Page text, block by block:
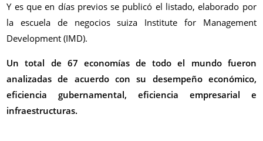
Y es que en días previos se publicó el listado, elaborado por
la escuela de negocios suiza Institute for Management
Development (IMD).
Un total de 67 economías de todo el mundo fueron
analizadas de acuerdo con su desempeño económico,
eficiencia gubernamental, eficiencia empresarial e
infraestructuras.